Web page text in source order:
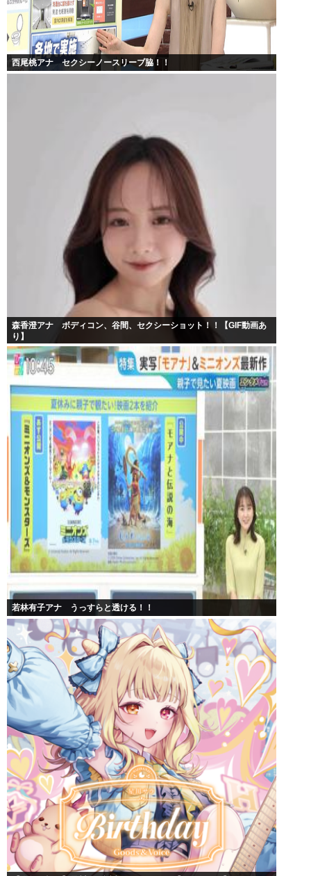
西尾桃アナ セクシーノースリーブ脇！！
森香澄アナ ボディコン、谷間、セクシーショット！！【GIF動画あ
り】
若林有子アナ うっすらと透ける！！